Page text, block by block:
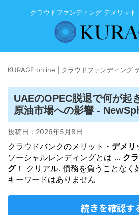
クラウドファンディング デメリッ
KURAGE online | クラウドファンディング
UAEのOPEC脱退で何が起
原油市場への影響 -
投稿日： 2026年5月8日
クラウドバンクのメリット・ デメリ
ソーシャルレンディングとは ... ク
グ！ クリアル. 債務を負うことなく
キーワードはありません
続きを確認す